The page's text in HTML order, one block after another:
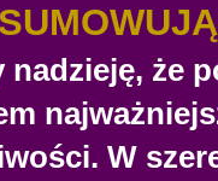
nadzieję, że
W